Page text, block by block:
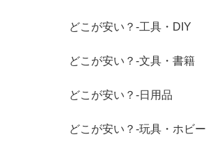
どこが安い？-工具・DIY
どこが安い？-文具・書籍
どこが安い？-日用品
どこが安い？-玩具・ホビー